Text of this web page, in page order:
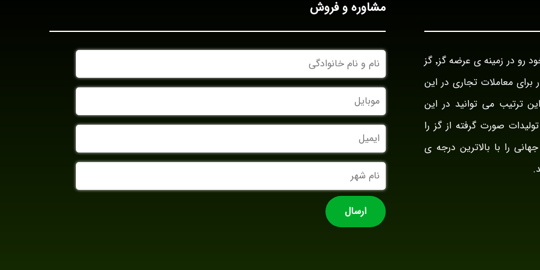
بازرگانی گز آراد در سال ۱۳۹۴ با نام بازار گز ایران فعالیت خود رو در زمینه ی عرضه گز٬ گز
برای معاملات تجاری در این
ترتیب می توانید در این
صورت گرفته از گز را
را با بالاترین درجه ی
مشاوره و فروش
و
نام
خانوادگی
موبایل
ایمیل
نام
شهر